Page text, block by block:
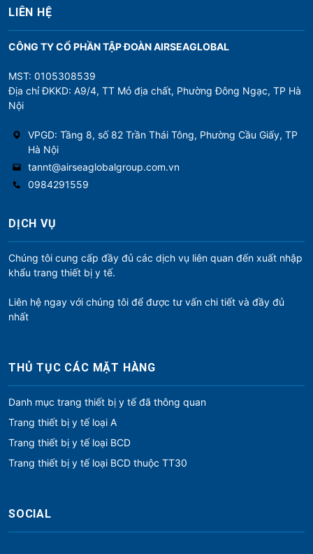
LIÊN HỆ
CÔNG TY CỔ PHẦN TẬP ĐOÀN AIRSEAGLOBAL
MST: 0105308539
Địa chỉ ĐKKD: A9/4, TT Mỏ địa chất, Phường Đông Ngạc, TP Hà
Nội
VPGD: Tầng 8, số 82 Trần Thái Tông, Phường Cầu Giấy, TP
Hà Nội
tannt@airseaglobalgroup.com.vn
0984291559
DỊCH VỤ
Chúng tôi cung cấp đầy đủ các dịch vụ liên quan đến xuất nhập
khẩu trang thiết bị y tế.
Liên hệ ngay với chúng tôi để được tư vấn chi tiết và đầy đủ
nhất
THỦ TỤC CÁC MẶT HÀNG
Danh mục trang thiết bị y tế đã thông quan
Trang thiết bị y tế loại A
Trang thiết bị y tế loại BCD
Trang thiết bị y tế loại BCD thuộc TT30
SOCIAL